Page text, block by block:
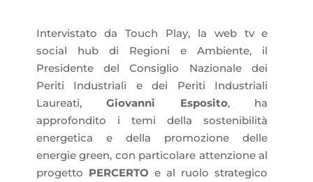
Intervistato da Touch Play, la web tv e
social hub di Regioni e Ambiente, il
Presidente del Consiglio Nazionale dei
Periti Industriali e dei Periti Industriali
Laureati,Giovanni Esposito, ha
approfondito i temi della sostenibilità
energetica e della promozione delle
energie green, con particolare attenzione al
progetto PERCERTO e al ruolo strategico